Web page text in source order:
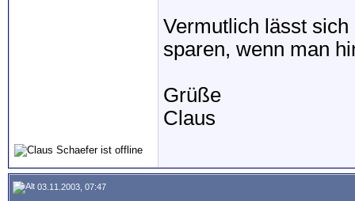
Vermutlich lässt
sparen, wenn man
Grüße
Claus
03.11.2003, 07:47